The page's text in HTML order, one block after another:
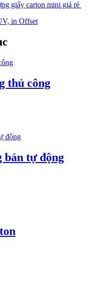
giấy carton mini giá rẻ
in Offset
thủ công
bán tự động